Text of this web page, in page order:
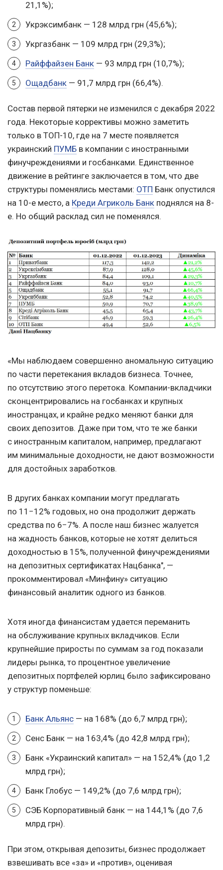
21,1%);
Укрэксимбанк — 128 млрд грн (45,6%);
Укргазбанк — 109 млрд грн (29,3%);
Райффайзен Банк — 93 млрд грн (10,7%);
Ощадбанк — 91,7 млрд грн (66,4%).
Состав первой пятерки не изменился с декабря 2022
года. Некоторые коррективы можно заметить
только в ТОП-10, где на 7 месте появляется
украинский ПУМБ в компании с иностранными
финучреждениями и госбанками. Единственное
движение в рейтинге заключается в том, что две
структуры поменялись местами: ОТП Банк опустился
на 10-е место, а Креди Агриколь Банк поднялся на 8-
е. Но общий расклад сил не поменялся.
«Мы наблюдаем совершенно аномальную ситуацию
по части перетекания вкладов бизнеса. Точнее,
по отсутствию этого перетока. Компании-вкладчики
сконцентрировались на госбанках и крупных
иностранцах, и крайне редко меняют банки для
своих депозитов. Даже при том, что те же банки
с иностранным капиталом, например, предлагают
им минимальные доходности, не дают возможности
для достойных заработков.
В других банках компании могут предлагать
по 11−12% годовых, но она продолжит держать
средства по 6−7%. А после наш бизнес жалуется
на жадность банков, которые не хотят делиться
доходностью в 15%, полученной финучреждениями
на депозитных сертификатах Нацбанка", —
прокомментировал «Минфину» ситуацию
финансовый аналитик одного из банков.
Хотя иногда финансистам удается переманить
на обслуживание крупных вкладчиков. Если
крупнейшие приросты по суммам за год показали
лидеры рынка, то процентное увеличение
депозитных портфелей юрлиц было зафиксировано
у структур поменьше:
Банк Альянс — на 168% (до 6,7 млрд грн);
Сенс Банк — на 163,4% (до 42,8 млрд грн);
Банк «Украинский капитал» — на 152,4% (до 1,2
млрд грн);
Банк Глобус — 149,2% (до 7,6 млрд грн);
СЭБ Корпоративный банк — на 144,1% (до 7,6
млрд грн).
При этом, открывая депозиты, бизнес продолжает
взвешивать все «за» и «против», оценивая